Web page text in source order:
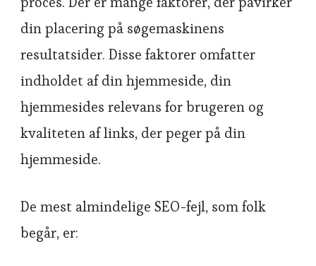
din placering på søgemaskinens
resultatsider. Disse faktorer omfatter
indholdet af din hjemmeside, din
hjemmesides relevans for brugeren og
kvaliteten af links, der peger på din
hjemmeside.
De mest almindelige SEO-fejl, som folk
begår, er: